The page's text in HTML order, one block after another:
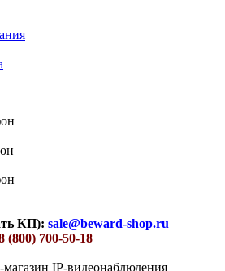
КП): sale@beward-shop.ru
(800) 700-50-18
IP-видеонаблюдения